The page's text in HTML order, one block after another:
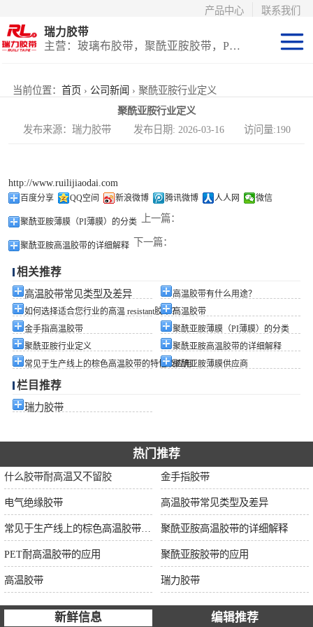
联系我们
产品中心
瑞力胶带
主营：玻璃布胶带，聚酰亚胺胶带，PET高温胶带，耐高温保护膜
当前位置： 首页 › 公司新闻 › 聚酰亚胺行业定义
聚酰亚胺行业定义
发布来源：瑞力胶带 发布日期: 2026-03-16 访问量:190
http://www.ruilijiaodai.com
百度分享 QQ空间 新浪微博 腾讯微博 人人网 微信
上一篇：
聚酰亚胺薄膜（PI薄膜）的分类
下一篇：
聚酰亚胺高温胶带的详细解释
相关推荐
高温胶带常见类型及差异
高温胶带有什么用途？
如何选择适合您行业的高温 resistant胶带？高温胶带
金手指高温胶带
聚酰亚胺薄膜（PI薄膜）的分类
聚酰亚胺行业定义
聚酰亚胺高温胶带的详细解释
常见于生产线上的棕色高温胶带的特性及应用聚酰亚胺薄膜供应商
栏目推荐
瑞力胶带
热门推荐
什么胶带耐高温又不留胶 金手指胶带
电气绝缘胶带 高温胶带常见类型及差异
聚酰亚胺高温胶带的详细解释
PET耐高温胶带的应用 聚酰亚胺胶带的应用
高温胶带 瑞力胶带
新鲜信息 编辑推荐
聚酰亚胺系列
玻璃布胶带（特
（保护膜）
等离子热喷涂胶
带
防火陶瓷化硅胶
带